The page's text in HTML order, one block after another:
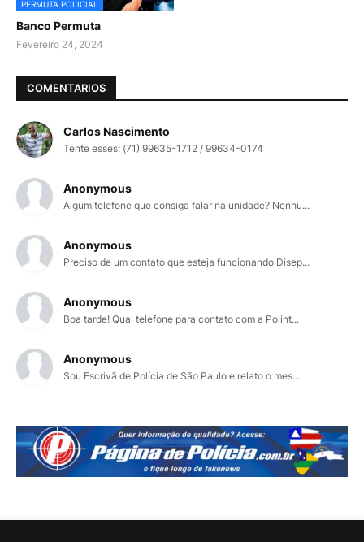
PERMUTA POLICIAL
Banco Permuta
Fevereiro 24, 2024
COMENTARIOS
Carlos Nascimento
Tente esses: (71) 99635-1712 / 99634-0174
Anonymous
Algum telefone que consiga falar na unidade? Nenhu...
Anonymous
Preciso de um contato que esteja funcionando Disep...
Anonymous
Boa tarde! Qual telefone para contato com a Polint...
Anonymous
Sou Escrivã de Polícia de São Paulo e relato o mes...